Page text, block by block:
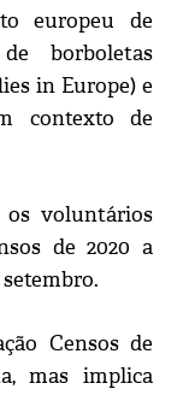
europeu de
borboletas
in Europe) e
contexto de
os voluntários
de 2020 a
Censos de
mas implica